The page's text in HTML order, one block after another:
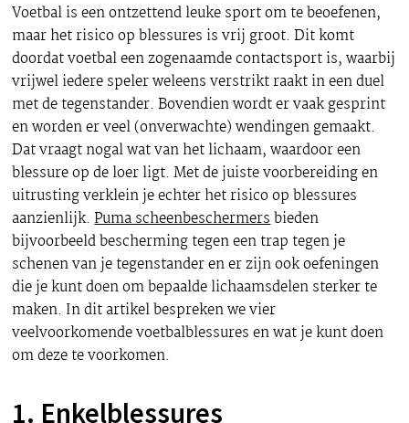
Voetbal is een ontzettend leuke sport om te beoefenen,
maar het risico op blessures is vrij groot. Dit komt
doordat voetbal een zogenaamde contactsport is, waarbij
vrijwel iedere speler weleens verstrikt raakt in een duel
met de tegenstander. Bovendien wordt er vaak gesprint
en worden er veel (onverwachte) wendingen gemaakt.
Dat vraagt nogal wat van het lichaam, waardoor een
blessure op de loer ligt. Met de juiste voorbereiding en
uitrusting verklein je echter het risico op blessures
aanzienlijk.Puma scheenbeschermersbieden
bijvoorbeeld bescherming tegen een trap tegen je
schenen van je tegenstander en er zijn ook oefeningen
die je kunt doen om bepaalde lichaamsdelen sterker te
maken. In dit artikel bespreken we vier
veelvoorkomende voetbalblessures en wat je kunt doen
om deze te voorkomen.
1. Enkelblessures